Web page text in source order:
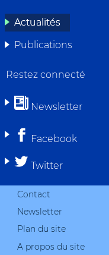
Actualités
Publications
Restez connecté
Newsletter
Facebook
Twitter
Contact
Newsletter
Plan du site
A propos du site